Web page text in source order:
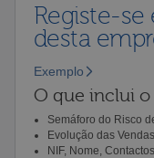
Registe-se
desta
Exemplo
O que inclui
Semáforo do Risco
Evolução das
NIF, Nome,